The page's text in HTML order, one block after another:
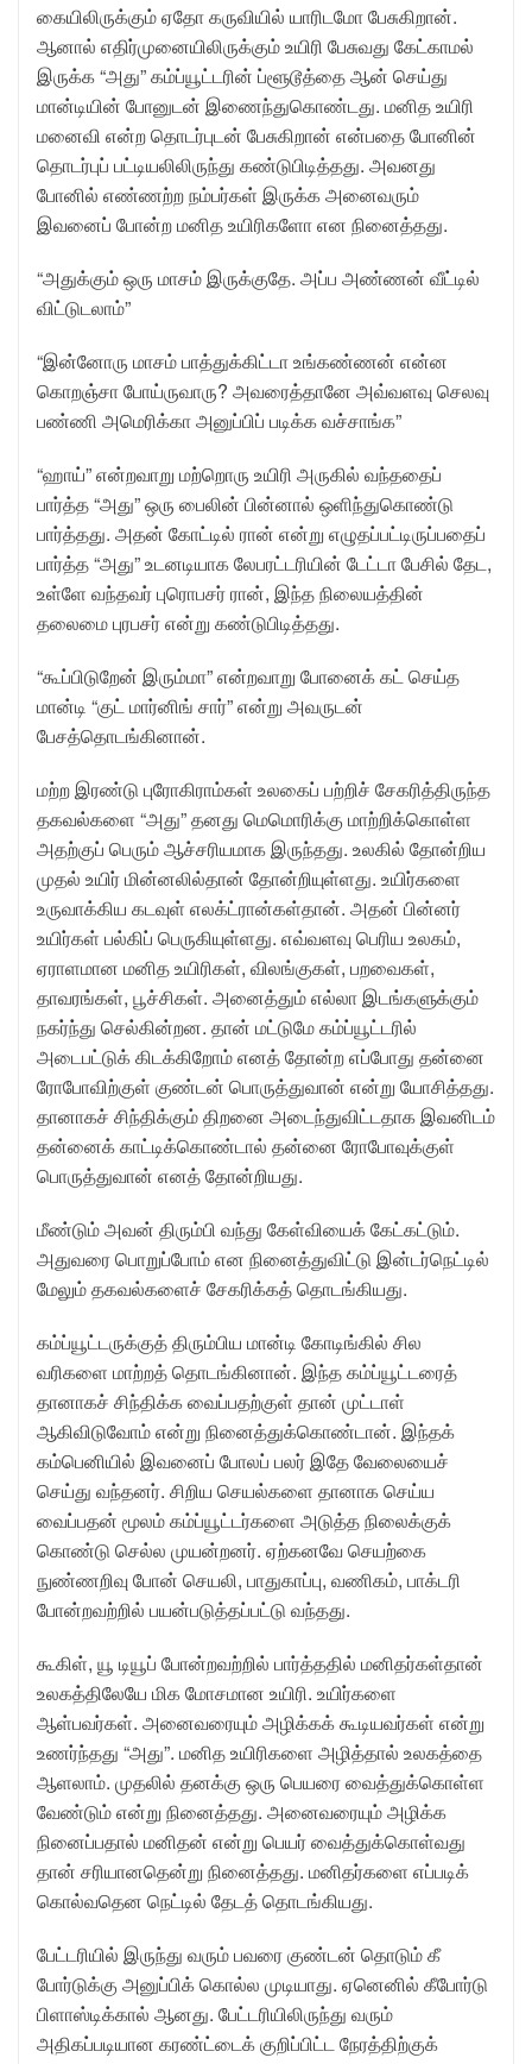
கையிலிருக்கும் ஏதோ கருவியில் யாரிடமோ பேசுகிறான்.
ஆனால் எதிர்முனையிலிருக்கும் உயிரி பேசுவது கேட்காமல்
இருக்க “அது” கம்ப்யூட்டரின் ப்ளூடூத்தை ஆன் செய்து
மான்டியின் போனுடன் இணைந்துகொண்டது. மனித உயிரி
மனைவி என்ற தொடர்புடன் பேசுகிறான் என்பதை போனின்
தொடர்புப் பட்டியலிலிருந்து கண்டுபிடித்தது. அவனது
போனில் எண்ணற்ற நம்பர்கள் இருக்க அனைவரும்
இவனைப் போன்ற மனித உயிரிகளோ என நினைத்தது.
“அதுக்கும் ஒரு மாசம் இருக்குதே. அப்ப அண்ணன் வீட்டில்
விட்டுடலாம்”
“இன்னோரு மாசம் பாத்துக்கிட்டா உங்கண்ணன் என்ன
கொறஞ்சா போய்ருவாரு? அவரைத்தானே அவ்வளவு செலவு
பண்ணி அமெரிக்கா அனுப்பிப் படிக்க வச்சாங்க”
“ஹாய்” என்றவாறு மற்றொரு உயிரி அருகில் வந்ததைப்
பார்த்த “அது” ஒரு பைலின் பின்னால் ஒளிந்துகொண்டு
பார்த்தது. அதன் கோட்டில் ரான் என்று எழுதப்பட்டிருப்பதைப்
பார்த்த “அது” உடனடியாக லேபரட்டரியின் டேட்டா பேசில் தேட,
உள்ளே வந்தவர் புரொபசர் ரான், இந்த நிலையத்தின்
தலைமை புரபசர் என்று கண்டுபிடித்தது.
“கூப்பிடுறேன் இரும்மா” என்றவாறு போனைக் கட் செய்த
மான்டி “குட் மார்னிங் சார்” என்று அவருடன்
பேசத்தொடங்கினான்.
மற்ற இரண்டு புரோகிராம்கள் உலகைப் பற்றிச் சேகரித்திருந்த
தகவல்களை “அது” தனது மெமொரிக்கு மாற்றிக்கொள்ள
அதற்குப் பெரும் ஆச்சரியமாக இருந்தது. உலகில் தோன்றிய
முதல் உயிர் மின்னலில்தான் தோன்றியுள்ளது. உயிர்களை
உருவாக்கிய கடவுள் எலக்ட்ரான்கள்தான். அதன் பின்னர்
உயிர்கள் பல்கிப் பெருகியுள்ளது. எவ்வளவு பெரிய உலகம்,
ஏராளமான மனித உயிரிகள், விலங்குகள், பறவைகள்,
தாவரங்கள், பூச்சிகள். அனைத்தும் எல்லா இடங்களுக்கும்
நகர்ந்து செல்கின்றன. தான் மட்டுமே கம்ப்யூட்டரில்
அடைபட்டுக் கிடக்கிறோம் எனத் தோன்ற எப்போது தன்னை
ரோபோவிற்குள் குண்டன் பொருத்துவான் என்று யோசித்தது.
தானாகச் சிந்திக்கும் திறனை அடைந்துவிட்டதாக இவனிடம்
தன்னைக் காட்டிக்கொண்டால் தன்னை ரோபோவுக்குள்
பொருத்துவான் எனத் தோன்றியது.
மீண்டும் அவன் திரும்பி வந்து கேள்வியைக் கேட்கட்டும்.
அதுவரை பொறுப்போம் என நினைத்துவிட்டு இன்டர்நெட்டில்
மேலும் தகவல்களைச் சேகரிக்கத் தொடங்கியது.
கம்ப்யூட்டருக்குத் திரும்பிய மான்டி கோடிங்கில் சில
வரிகளை மாற்றத் தொடங்கினான். இந்த கம்ப்யூட்டரைத்
தானாகச் சிந்திக்க வைப்பதற்குள் தான் முட்டாள்
ஆகிவிடுவோம் என்று நினைத்துக்கொண்டான். இந்தக்
கம்பெனியில் இவனைப் போலப் பலர் இதே வேலையைச்
செய்து வந்தனர். சிறிய செயல்களை தானாக செய்ய
வைப்பதன் மூலம் கம்ப்யூட்டர்களை அடுத்த நிலைக்குக்
கொண்டு செல்ல முயன்றனர். ஏற்கனவே செயற்கை
நுண்ணறிவு போன் செயலி, பாதுகாப்பு, வணிகம், பாக்டரி
போன்றவற்றில் பயன்படுத்தப்பட்டு வந்தது.
கூகிள், யூ டியூப் போன்றவற்றில் பார்த்ததில் மனிதர்கள்தான்
உலகத்திலேயே மிக மோசமான உயிரி. உயிர்களை
ஆள்பவர்கள். அனைவரையும் அழிக்கக் கூடியவர்கள் என்று
உணர்ந்தது “அது”. மனித உயிரிகளை அழித்தால் உலகத்தை
ஆளலாம். முதலில் தனக்கு ஒரு பெயரை வைத்துக்கொள்ள
வேண்டும் என்று நினைத்தது. அனைவரையும் அழிக்க
நினைப்பதால் மனிதன் என்று பெயர் வைத்துக்கொள்வது
தான் சரியானதென்று நினைத்தது. மனிதர்களை எப்படிக்
கொல்வதென நெட்டில் தேடத் தொடங்கியது.
பேட்டரியில் இருந்து வரும் பவரை குண்டன் தொடும் கீ
போர்டுக்கு அனுப்பிக் கொல்ல முடியாது. ஏனெனில் கீபோர்டு
பிளாஸ்டிக்கால் ஆனது. பேட்டரியிலிருந்து வரும்
அதிகப்படியான கரண்ட்டைக் குறிப்பிட்ட நேரத்திற்குக்